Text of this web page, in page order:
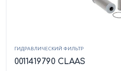
ГИДРАВЛИЧЕСКИЙ ФИЛЬТР
0011419790 CLAAS